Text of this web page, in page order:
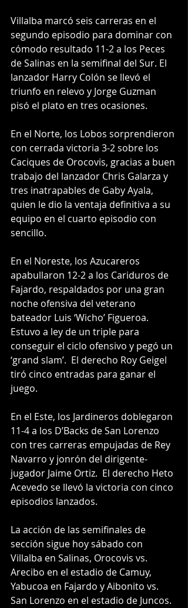
Villalba marcó seis carreras en el
segundo episodio para dominar con
cómodo resultado 11-2 a los Peces
de Salinas en la semifinal del Sur. El
lanzador Harry Colón se llevó el
triunfo en relevo y Jorge Guzman
pisó el plato en tres ocasiones.
En el Norte, los Lobos sorprendieron
con cerrada victoria 3-2 sobre los
Caciques de Orocovis, gracias a buen
trabajo del lanzador Chris Galarza y
tres inatrapables de Gaby Ayala,
quien le dio la ventaja definitiva a su
equipo en el cuarto episodio con
sencillo.
En el Noreste, los Azucareros
apabullaron 12-2 a los Cariduros de
Fajardo, respaldados por una gran
noche ofensiva del veterano
bateador Luis ‘Wicho’ Figueroa.
Estuvo a ley de un triple para
conseguir el ciclo ofensivo y pegó un
‘grand slam’.  El derecho Roy Geigel
tiró cinco entradas para ganar el
juego.
En el Este, los Jardineros doblegaron
11-4 a los D’Backs de San Lorenzo
con tres carreras empujadas de Rey
Navarro y jonrón del dirigente-
jugador Jaime Ortiz.  El derecho Heto
Acevedo se llevó la victoria con cinco
episodios lanzados.
La acción de las semifinales de
sección sigue hoy sábado con
Villalba en Salinas, Orocovis vs.
Arecibo en el estadio de Camuy,
Yabucoa en Fajardo y Aibonito vs.
San Lorenzo en el estadio de Juncos.